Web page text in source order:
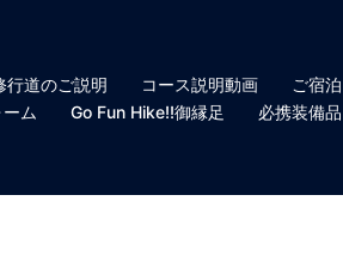
行道のご説明 コース説明動画
ご宿泊
ム
Go Fun Hike!!御縁足 必携装備品